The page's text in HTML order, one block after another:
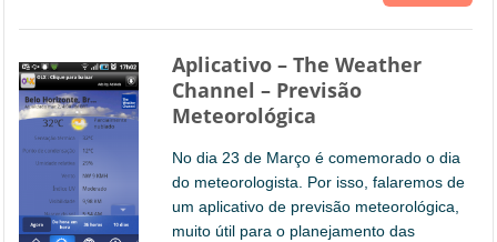
Aplicativo – The Weather
Channel – Previsão
Meteorológica
No dia 23 de Março é comemorado o dia
do meteorologista. Por isso, falaremos de
um aplicativo de previsão meteorológica,
muito útil para o planejamento das